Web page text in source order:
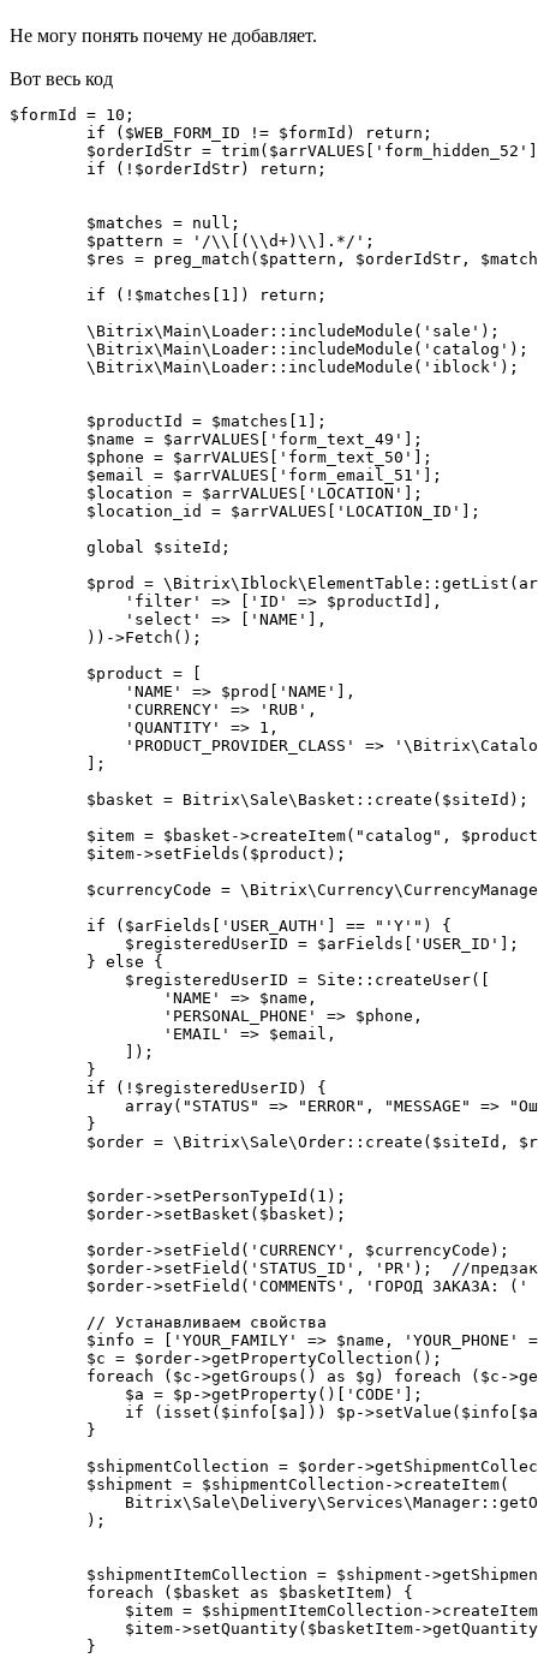
Не могу понять почему не добавляет.
Вот весь код
$formId = 10;
        if ($WEB_FORM_ID != $formId) return;
$orderIdStr =
        if (!$orderIdStr) return;
        $matches = null;
        $pattern = '/\\[(\\d+)\\].*/';
$res = preg_match($pattern, $orderIdStr,
        if (!$matches[1]) return;
        \Bitrix\Main\Loader::includeModule('sale');
        \Bitrix\Main\Loader::includeModule('catalog');
        \Bitrix\Main\Loader::includeModule('iblock');
        $productId = $matches[1];
        $name = $arrVALUES['form_text_49'];
        $phone = $arrVALUES['form_text_50'];
        $email = $arrVALUES['form_email_51'];
        $location = $arrVALUES['LOCATION'];
        $location_id = $arrVALUES['LOCATION_ID'];
        global $siteId;
$prod =
            'filter' => ['ID' => $productId],
            'select' => ['NAME'],
        ))->Fetch();
        $product = [
            'NAME' => $prod['NAME'],
            'CURRENCY' => 'RUB',
            'QUANTITY' => 1,
'PRODUCT_PROVIDER_CLASS' =>
        ];
        $basket = Bitrix\Sale\Basket::create($siteId);
$item = $basket->createItem("catalog",
        $item->setFields($product);
$currencyCode =
        if ($arFields['USER_AUTH'] == "'Y'") {
            $registeredUserID = $arFields['USER_ID'];
        } else {
            $registeredUserID = Site::createUser([
                'NAME' => $name,
                'PERSONAL_PHONE' => $phone,
                'EMAIL' => $email,
            ]);
        }
        if (!$registeredUserID) {
array("STATUS" => "ERROR", "MESSAGE" =>
        }
$order = \Bitrix\Sale\Order::create($siteId,
        $order->setPersonTypeId(1);
        $order->setBasket($basket);
        $order->setField('CURRENCY', $currencyCode);
$order->setField('STATUS_ID', 'PR');  //
$order->setField('COMMENTS', 'ГОРОД ЗАКАЗА:
        // Устанавливаем свойства
$info = ['YOUR_FAMILY' => $name, 'YOUR_PHONE'
        $c = $order->getPropertyCollection();
foreach ($c->getGroups() as $g) foreach ($c-
            $a = $p->getProperty()['CODE'];
if (isset($info[$a])) $p-
        }
$shipmentCollection = $order-
        $shipment = $shipmentCollection->createItem(
        );
$shipmentItemCollection = $shipment-
        foreach ($basket as $basketItem) {
$item = $shipmentItemCollection-
$item->setQuantity($basketItem-
        }